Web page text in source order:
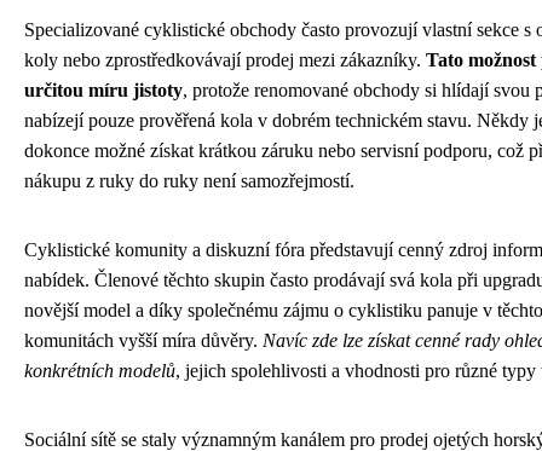
Specializované cyklistické obchody často provozují vlastní sekce s
koly nebo zprostředkovávají prodej mezi zákazníky. Tato
určitou míru jistoty, protože renomované obchody si hlídají svou
nabízejí pouze prověřená kola v dobrém technickém stavu. Někdy
dokonce možné získat krátkou záruku nebo servisní podporu, což
nákupu z ruky do ruky není samozřejmostí.
Cyklistické komunity a diskuzní fóra představují cenný zdroj
nabídek. Členové těchto skupin často prodávají svá kola při
novější model a díky společnému zájmu o cyklistiku panuje v těchto
komunitách vyšší míra důvěry. Navíc zde lze získat cenné rady
konkrétních modelů, jejich spolehlivosti a vhodnosti pro různé typy
Sociální sítě se staly významným kanálem pro prodej ojetých